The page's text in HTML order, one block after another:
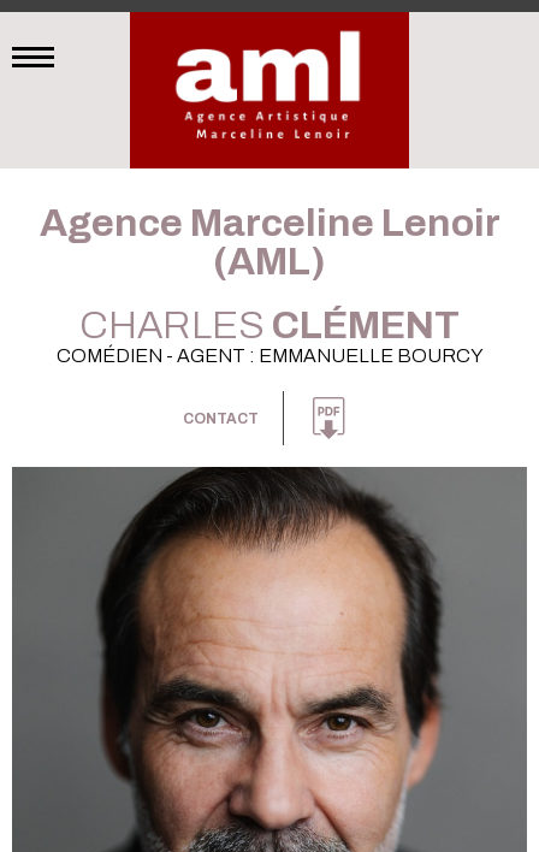
Agence Marceline Lenoir
(AML)
CHARLES CLÉMENT
COMÉDIEN - AGENT : EMMANUELLE BOURCY
CONTACT